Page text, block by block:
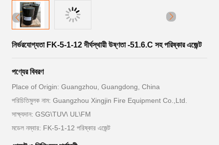
নির্ভরযোগ্যতা FK-5-1-12 দীর্ঘস্থায়ী উষ্ণতা -51.6.C সহ পরিষ্কার এজেন্ট
পণ্যের বিবরণ
Place of Origin: Guangzhou, Guangdong, China
পরিচিতিমুলক নাম: Guangzhou Xingjin Fire Equipment Co.,Ltd.
সাক্ষ্যদান: GSG\TUV\ UL\FM
মডেল নম্বার: FK-5-1-12 পরিষ্কার এজেন্ট